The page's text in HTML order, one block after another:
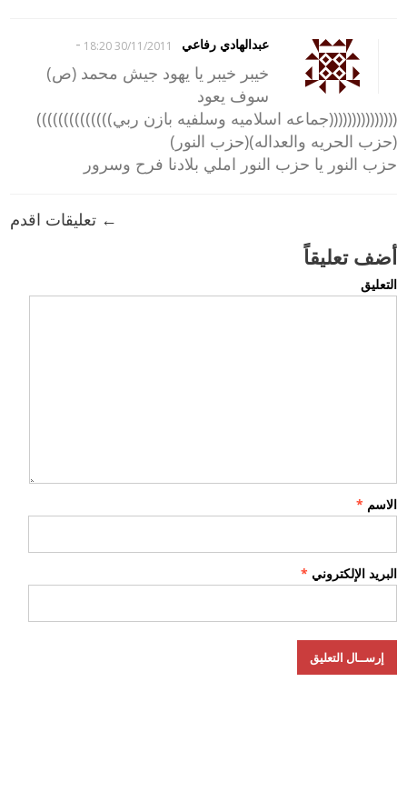
عبدالهادي رفاعي 30/11/2011 18:20
-
خيبر خيبر يا يهود جيش محمد (ص)
سوف يعود
(((((((((((((((جماعه اسلاميه وسلفيه بازن ربي))))))))))))))
(حزب الحريه والعداله)(حزب النور)
حزب النور يا حزب النور املي بلادنا فرح وسرور
← تعليقات اقدم
أضف تعليقاً
التعليق
الاسم *
البريد الإلكتروني *